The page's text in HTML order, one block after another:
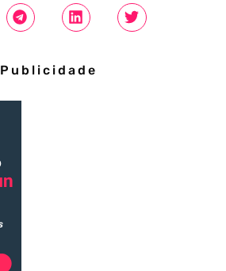
Publicidade